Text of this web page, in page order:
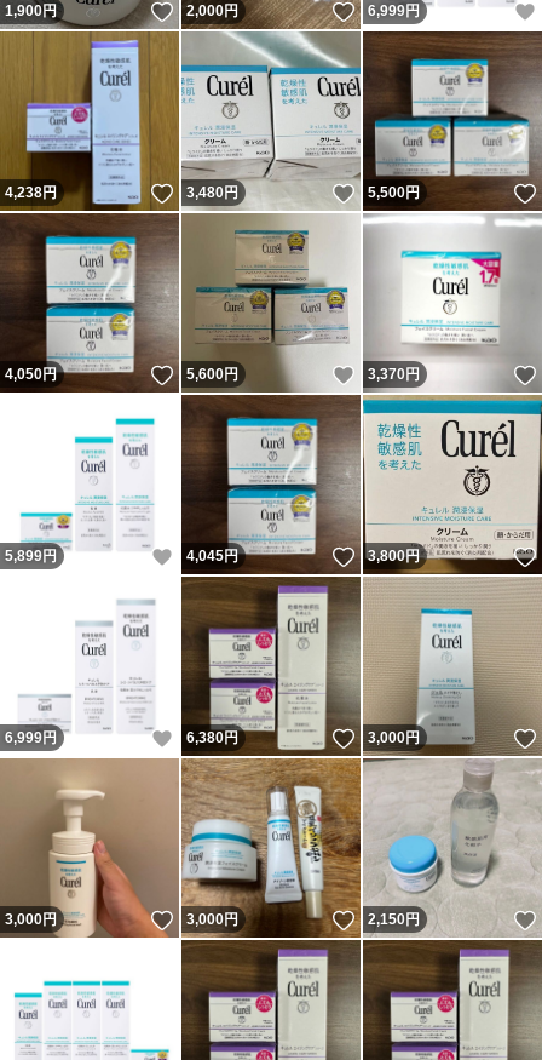
1,900円 いいね！
2,000円 いいね！
6,999円
4,238円 いいね！
3,480円 いいね！
5,500円
4,050円 いいね！
5,600円 いいね！
3,370円
5,899円 いいね！
4,045円 いいね！
3,800円
6,999円 いいね！
6,380円 いいね！
3,000円
3,000円 いいね！
3,000円 いいね！
2,150円